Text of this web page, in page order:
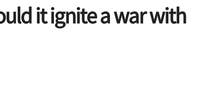
it ignite a war with